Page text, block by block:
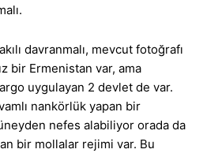
davranmalı, mevcut fotoğrafı
bir Ermenistan var, ama
uygulayan 2 devlet de var.
nankörlük yapan bir
nefes alabiliyor orada da
bir mollalar rejimi var. Bu